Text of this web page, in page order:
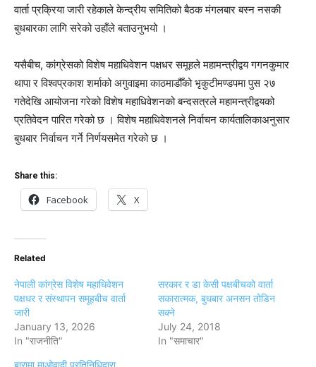
वार्ता प्रक्रिया जारी रहेकाले केन्द्रीय समितिको बैठक मंगलबार बस्न नसकी
बुधबारका लागि सरेको उहाँले बताउनुभयो ।
यसैबीच, कांग्रेसको विशेष महाधिवेशन पक्षधर समूहले महामन्त्रीद्वय गगनकुमार
थापा र विश्वप्रकाश शर्माको अगुवाइमा काठमाडौँको भृकुटीमण्डपमा पुस २७
गतेदेखि आयोजना गरेको विशेष महाधिवेशनको बन्दसत्रले महामन्त्रीद्वयको
प्रतिवेदन पारित गरेको छ । विशेष महाधिवेशनले निर्वाचन कार्यतालिकाअनुसार
बुधबार निर्वाचन गर्ने निर्णयसमेत गरेको छ ।
Share this:
Facebook X
Related
नेपाली कांग्रेस विशेष महाधिवेशन
पक्षधर र संस्थापन समूहबीच वार्ता
जारी
January 13, 2026
In "राजनीति"
सरकार र डा केसी पक्षबीचको वार्ता
सकारात्मक, बुधबार अनसन तोडिन
सक्ने
July 24, 2018
In "समाचार"